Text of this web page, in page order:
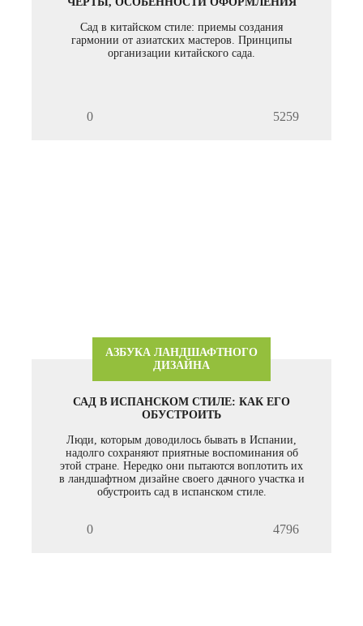
Сад в китайском стиле: приемы создания
гармонии от азиатских мастеров. Принципы
организации китайского сада.
0 5259
АЗБУКА ЛАНДШАФТНОГО
ДИЗАЙНА
САД В ИСПАНСКОМ СТИЛЕ: КАК ЕГО
ОБУСТРОИТЬ
Люди, которым доводилось бывать в Испании,
надолго сохраняют приятные воспоминания об
этой стране. Нередко они пытаются воплотить их
в ландшафтном дизайне своего дачного участка и
обустроить сад в испанском стиле.
0 4796